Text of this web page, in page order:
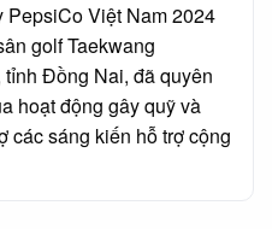
Việt Nam 2024
golf Taekwang
tỉnh Đồng Nai, đã quyên
hoạt động gây quỹ và
các sáng kiến hỗ trợ cộng